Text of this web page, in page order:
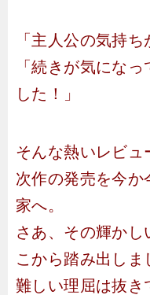
「主人公の気持
「続きが気にな
した！」
そんな熱いレビュ
次作の発売を今
家へ。
さあ、その輝かし
こから踏み出しま
難しい理屈は抜き